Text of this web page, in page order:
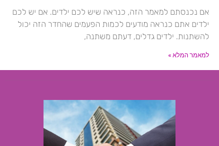
אם נכנסתם למאמר הזה, כנראה שיש לכם ילדים. אם יש לכם
ילדים אתם כנראה מודעים לכמות הפעמים שהחדר הזה יכול
להשתנות. ילדים גדלים, דעתם משתנה,
למאמר המלא »